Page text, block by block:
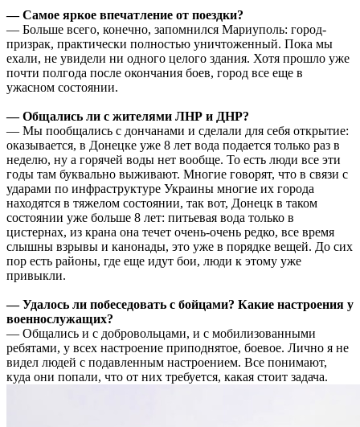
— Самое яркое впечатление от поездки?
— Больше всего, конечно, запомнился Мариуполь: город-
призрак, практически полностью уничтоженный. Пока мы
ехали, не увидели ни одного целого здания. Хотя прошло уже
почти полгода после окончания боев, город все еще в
ужасном состоянии.
— Общались ли с жителями ЛНР и ДНР?
— Мы пообщались с дончанами и сделали для себя открытие:
оказывается, в Донецке уже 8 лет вода подается только раз в
неделю, ну а горячей воды нет вообще. То есть люди все эти
годы там буквально выживают. Многие говорят, что в связи с
ударами по инфраструктуре Украины многие их города
находятся в тяжелом состоянии, так вот, Донецк в таком
состоянии уже больше 8 лет: питьевая вода только в
цистернах, из крана она течет очень-очень редко, все время
слышны взрывы и канонады, это уже в порядке вещей. До сих
пор есть районы, где еще идут бои, люди к этому уже
привыкли.
— Удалось ли побеседовать с бойцами? Какие настроения у
военнослужащих?
— Общались и с добровольцами, и с мобилизованными
ребятами, у всех настроение приподнятое, боевое. Лично я не
видел людей с подавленным настроением. Все понимают,
куда они попали, что от них требуется, какая стоит задача.